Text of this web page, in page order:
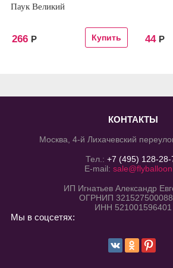
Паук Великий
266 Р 44 Р
КОНТАКТЫ
Москва, 4-й Лихачевский
Тел.: +7 (495) 128-28-
E-mail:
ИП Игнатьев Александр
ОГРНИП
ИНН 521001596401
Мы в соцсетях: